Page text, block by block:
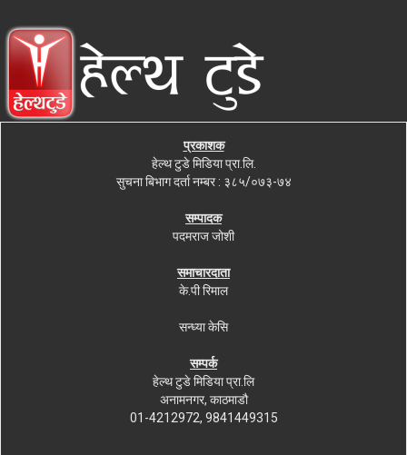
प्रकाशक
हेल्थ टुडे मिडिया प्रा.लि.
सुचना बिभाग दर्ता नम्बर : ३८५/०७३-७४
सम्पादक
पदमराज जोशी
समाचारदाता
के.पी रिमाल
सन्ध्या केसि
सम्पर्क
हेल्थ टुडे मिडिया प्रा.लि
अनामनगर, काठमाडौ
01-4212972, 9841449315